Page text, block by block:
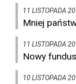
11 LISTOPADA
Mniej
11 LISTOPADA
Nowy
10 LISTOPADA